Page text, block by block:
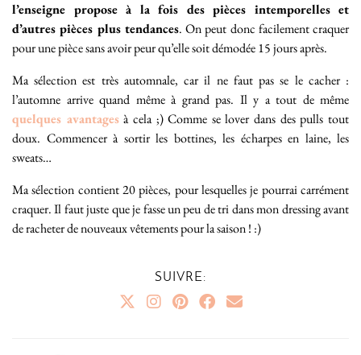
l’enseigne propose à la fois des pièces intemporelles et
d’autres pièces plus tendances. On peut donc facilement craquer
pour une pièce sans avoir peur qu’elle soit démodée 15 jours après.
Ma sélection est très automnale, car il ne faut pas se le cacher :
l’automne arrive quand même à grand pas. Il y a tout de même
quelques avantagesà cela ;) Comme se lover dans des pulls tout
doux. Commencer à sortir les bottines, les écharpes en laine, les
sweats…
Ma sélection contient 20 pièces, pour lesquelles je pourrai carrément
craquer. Il faut juste que je fasse un peu de tri dans mon dressing avant
de racheter de nouveaux vêtements pour la saison ! :)
SUIVRE: